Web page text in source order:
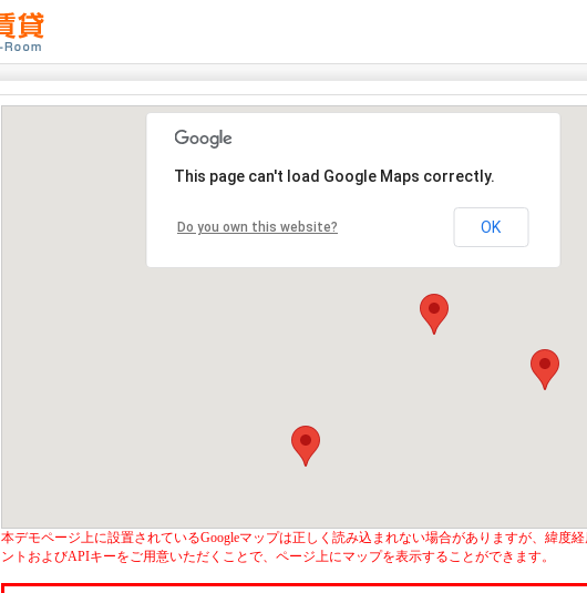
This page can't load Google Maps correctly.
Do you own this website? OK
本デモページ上に設置されているGoogleマップは正しく読み込まれない場合がありますが、緯度経
ントおよびAPIキーをご用意いただくことで、ページ上にマップを表示することができます。